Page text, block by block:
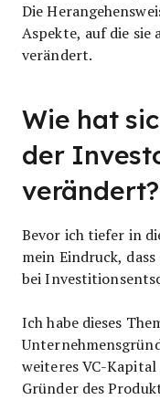
Die
Aspekte, auf die sie
verändert.
Wie hat
der
verändert?
Bevor ich tiefer in
mein Eindruck,
bei
Ich habe dieses
weiteres VC-
Gründer des